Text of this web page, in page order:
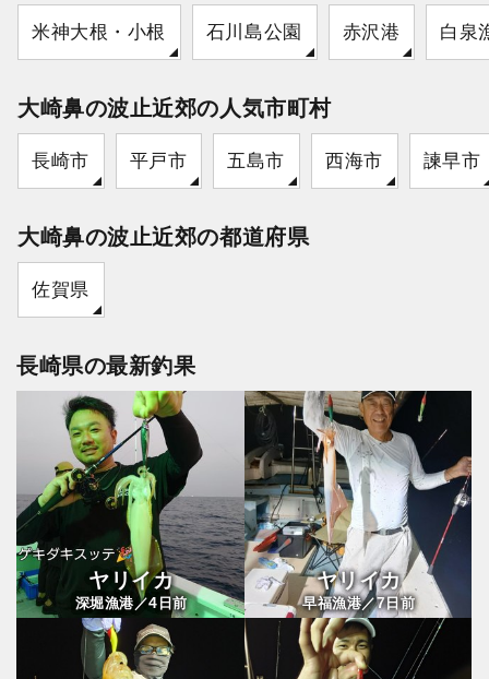
米神大根・小根 石川島公園 赤沢港 白泉
大崎鼻の波止近郊の人気市町村
長崎市 平戸市 五島市 西海市 諫早市
大崎鼻の波止近郊の都道府県
佐賀県
長崎県の最新釣果
ヤリイカ
深堀漁港／4 日前
ヤリイカ
早福漁港／7日前